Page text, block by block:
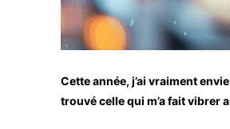
Cette année, j’ai vraiment
trouvé celle qui m’a fait vibrer